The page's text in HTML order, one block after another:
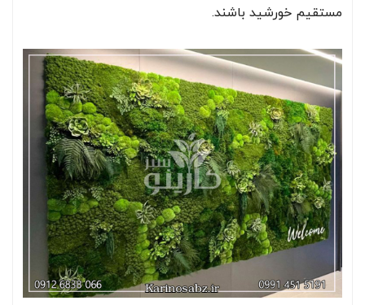
مستقیم خورشید باشند.